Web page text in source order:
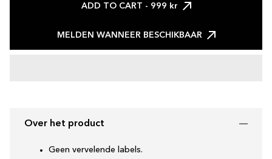
ADD TO CART - 999 kr
MELDEN WANNEER BESCHIKBAAR
Over het product
Geen vervelende labels.